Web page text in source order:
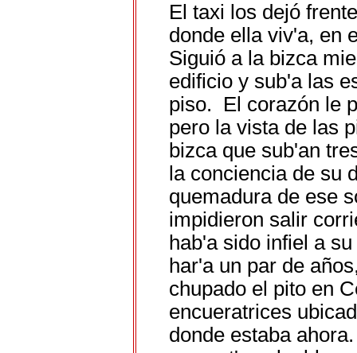
El taxi los dejó
donde ella viv'a, en
Siguió a la bizca
edificio y sub'a las
piso. El corazón le
pero la vista de las
bizca que sub'an
la conciencia de su
quemadura de ese
impidieron salir
hab'a sido infiel a
har'a un par de
chupado el pito en
encueratrices
donde estaba